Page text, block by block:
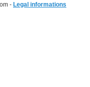
- Legal informations